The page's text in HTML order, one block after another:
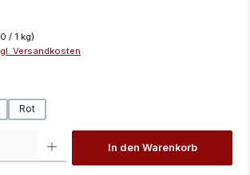
/ 1 kg)
Versandkosten
Rot
den gewünschten Wert ein oder benutze die
In den Warenkorb